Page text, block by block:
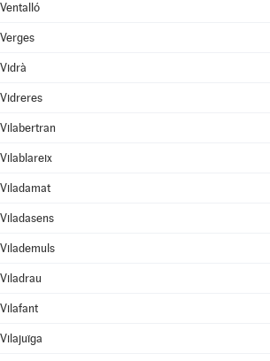
Ventalló
Verges
Vidrà
Vidreres
Vilabertran
Vilablareix
Viladamat
Viladasens
Vilademuls
Viladrau
Vilafant
Vilajuïga